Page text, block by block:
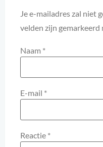
Je e-mailadres zal niet
velden zijn gemarkeerd
Naam *
E-mail *
Reactie *